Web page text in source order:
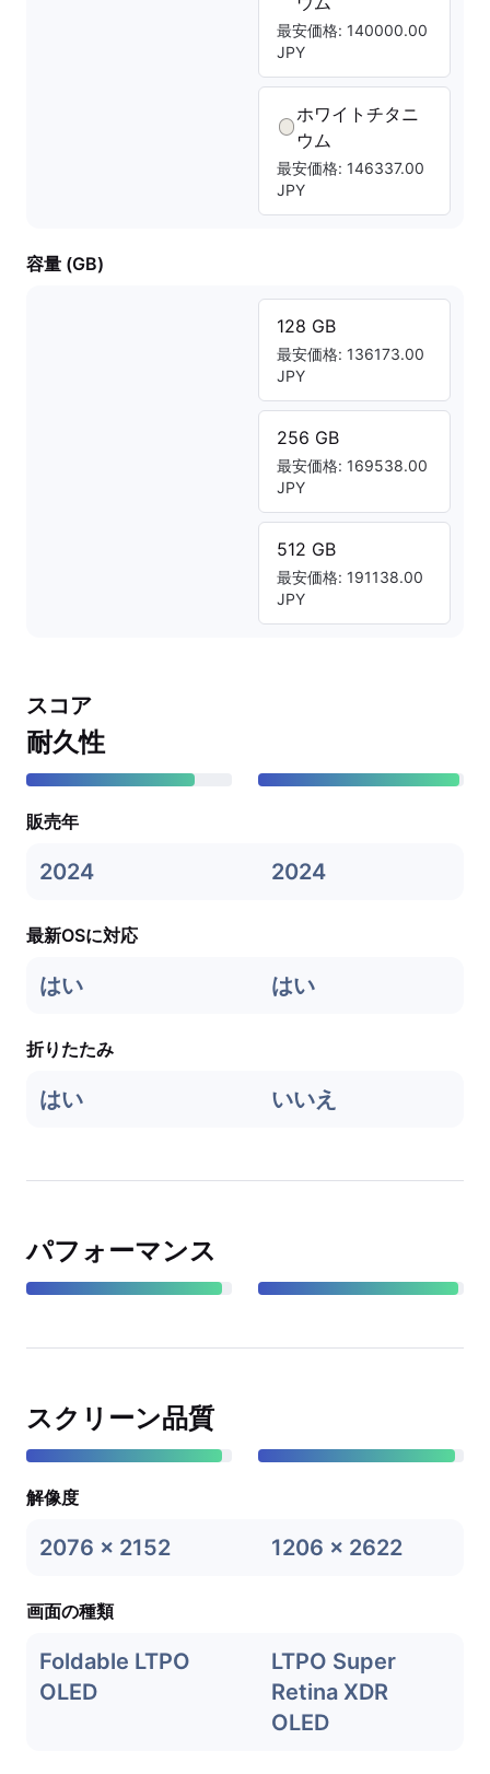
最安価格: 140000.00
JPY
ホワイトチタニ
ウム
最安価格: 146337.00
JPY
容量 (GB)
128 GB
最安価格: 136173.00
JPY
256 GB
最安価格: 169538.00
JPY
512 GB
最安価格: 191138.00
JPY
スコア
耐久性
販売年
2024 2024
最新OSに対応
はい はい
折りたたみ
はい いいえ
パフォーマンス
スクリーン品質
解像度
2076 x 2152 1206 x 2622
画面の種類
Foldable LTPO
OLED
LTPO Super
Retina XDR
OLED